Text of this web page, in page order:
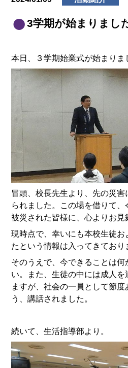
3学期が始まりまし
本日、３学期始業式が始まりま
冒頭、校長先生より、先の災
られました。この場を借りて
被災された皆様に、心よりお見
現時点で、幸いにも本校生徒お
たという情報は入ってきており
そのうえで、今できることは何
い。また、生徒の中には成人
ますが、社会の一員として節度
う、講話されました。
続いて、生活指導部より。